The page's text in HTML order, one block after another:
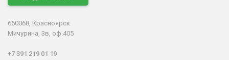
660068, Красноярск
Мичурина, 3в, оф.405
+7 391 219 01 19